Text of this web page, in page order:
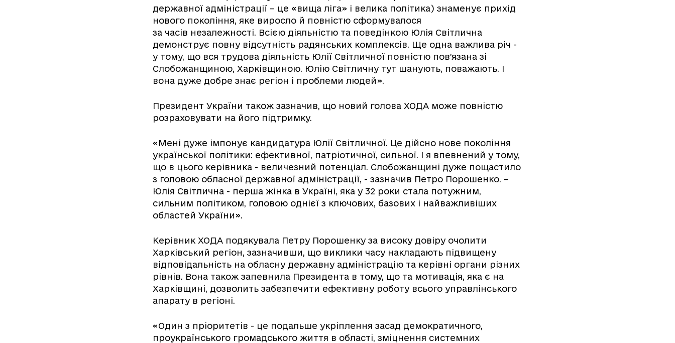
державної адміністрації – це «вища ліга» і велика політика) знаменує прихід
нового покоління, яке виросло й повністю сформувалося
за часів незалежності. Всією діяльністю та поведінкою Юлія Світлична
демонструє повну відсутність радянських комплексів. Ще одна важлива річ -
у тому, що вся трудова діяльність Юлії Світличної повністю пов’язана зі
Слобожанщиною, Харківщиною. Юлію Світличну тут шанують, поважають. І
вона дуже добре знає регіон і проблеми людей».
Президент України також зазначив, що новий голова ХОДА може повністю
розраховувати на його підтримку.
«Мені дуже імпонує кандидатура Юлії Світличної. Це дійсно нове покоління
української політики: ефективної, патріотичної, сильної. І я впевнений у тому,
що в цього керівника - величезний потенціал. Слобожанщині дуже пощастило
з головою обласної державної адміністрації, - зазначив Петро Порошенко. –
Юлія Світлична - перша жінка в Україні, яка у 32 роки стала потужним,
сильним політиком, головою однієї з ключових, базових і найважливіших
областей України».
Керівник ХОДА подякувала Петру Порошенку за високу довіру очолити
Харківський регіон, зазначивши, що виклики часу накладають підвищену
відповідальність на обласну державну адміністрацію та керівні органи різних
рівнів. Вона також запевнила Президента в тому, що та мотивація, яка є на
Харківщині, дозволить забезпечити ефективну роботу всього управлінського
апарату в регіоні.
«Один з пріоритетів - це подальше укріплення засад демократичного,
проукраїнського громадського життя в області, зміцнення системних